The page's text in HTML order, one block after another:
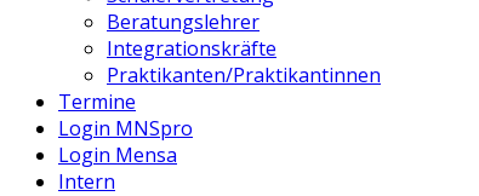
Beratungslehrer
Integrationskräfte
Praktikanten/Praktikantinnen
Termine
Login MNSpro
Login Mensa
Intern